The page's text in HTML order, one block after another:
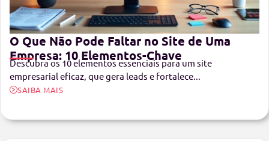
O Que Não Pode Faltar no Site de Uma
Empresa: 10 Elementos-Chave
Descubra os 10 elementos essenciais para um site
empresarial eficaz, que gera leads e fortalece...
SAIBA MAIS